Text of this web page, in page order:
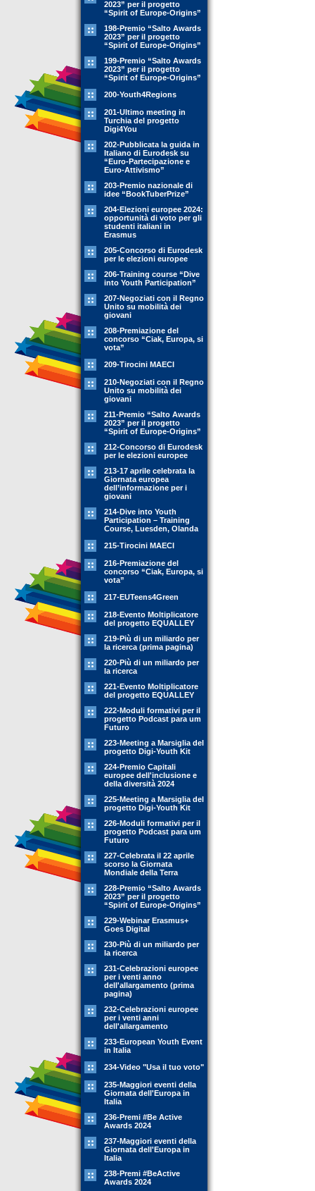
2023” per il progetto
“Spirit of Europe-Origins”
198-Premio “Salto Awards
2023” per il progetto
“Spirit of Europe-Origins”
199-Premio “Salto Awards
2023” per il progetto
“Spirit of Europe-Origins”
200-Youth4Regions
201-Ultimo meeting in
Turchia del progetto
Digi4You
202-Pubblicata la guida in
Italiano di Eurodesk su
“Euro-Partecipazione e
Euro-Attivismo”
203-Premio nazionale di
idee “BookTuberPrize”
204-Elezioni europee 2024:
opportunità di voto per gli
studenti italiani in
Erasmus
205-Concorso di Eurodesk
per le elezioni europee
206-Training course “Dive
into Youth Participation”
207-Negoziati con il Regno
Unito su mobilità dei
giovani
208-Premiazione del
concorso “Ciak, Europa, si
vota”
209-Tirocini MAECI
210-Negoziati con il Regno
Unito su mobilità dei
giovani
211-Premio “Salto Awards
2023” per il progetto
“Spirit of Europe-Origins”
212-Concorso di Eurodesk
per le elezioni europee
213-17 aprile celebrata la
Giornata europea
dell’informazione per i
giovani
214-Dive into Youth
Participation – Training
Course, Luesden, Olanda
215-Tirocini MAECI
216-Premiazione del
concorso “Ciak, Europa, si
vota”
217-EUTeens4Green
218-Evento Moltiplicatore
del progetto EQUALLEY
219-Più di un miliardo per
la ricerca (prima pagina)
220-Più di un miliardo per
la ricerca
221-Evento Moltiplicatore
del progetto EQUALLEY
222-Moduli formativi per il
progetto Podcast para um
Futuro
223-Meeting a Marsiglia del
progetto Digi-Youth Kit
224-Premio Capitali
europee dell'inclusione e
della diversità 2024
225-Meeting a Marsiglia del
progetto Digi-Youth Kit
226-Moduli formativi per il
progetto Podcast para um
Futuro
227-Celebrata il 22 aprile
scorso la Giornata
Mondiale della Terra
228-Premio “Salto Awards
2023” per il progetto
“Spirit of Europe-Origins”
229-Webinar Erasmus+
Goes Digital
230-Più di un miliardo per
la ricerca
231-Celebrazioni europee
per i venti anno
dell'allargamento (prima
pagina)
232-Celebrazioni europee
per i venti anni
dell'allargamento
233-European Youth Event
in Italia
234-Video "Usa il tuo voto"
235-Maggiori eventi della
Giornata dell'Europa in
Italia
236-Premi #Be Active
Awards 2024
237-Maggiori eventi della
Giornata dell'Europa in
Italia
238-Premi #BeActive
Awards 2024